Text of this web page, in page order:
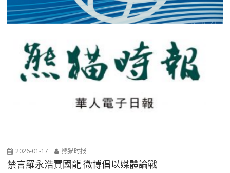
2026-01-17 熊猫时报
禁言羅永浩賈國龍 微博倡以媒體論戰